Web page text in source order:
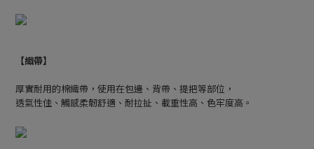
【織帶】
厚實耐用的棉織帶，使用在包邊、背帶、提把等部位，
透氣性佳、觸感柔韌舒適、耐拉扯、載重性高、色牢度高。